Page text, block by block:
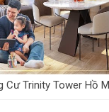
Cư Trinity Tower Hồ